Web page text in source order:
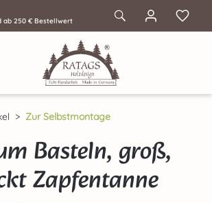
ab 250 € Bestellwert
Zur Selbstmontage
Basteln, groß,
Zapfentanne